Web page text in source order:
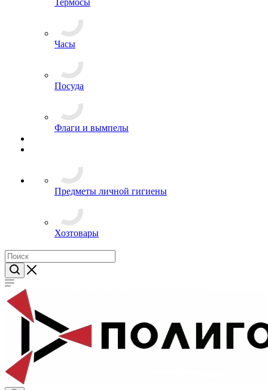
Зажимы для галстуков
Кокарды
Флажки на береты